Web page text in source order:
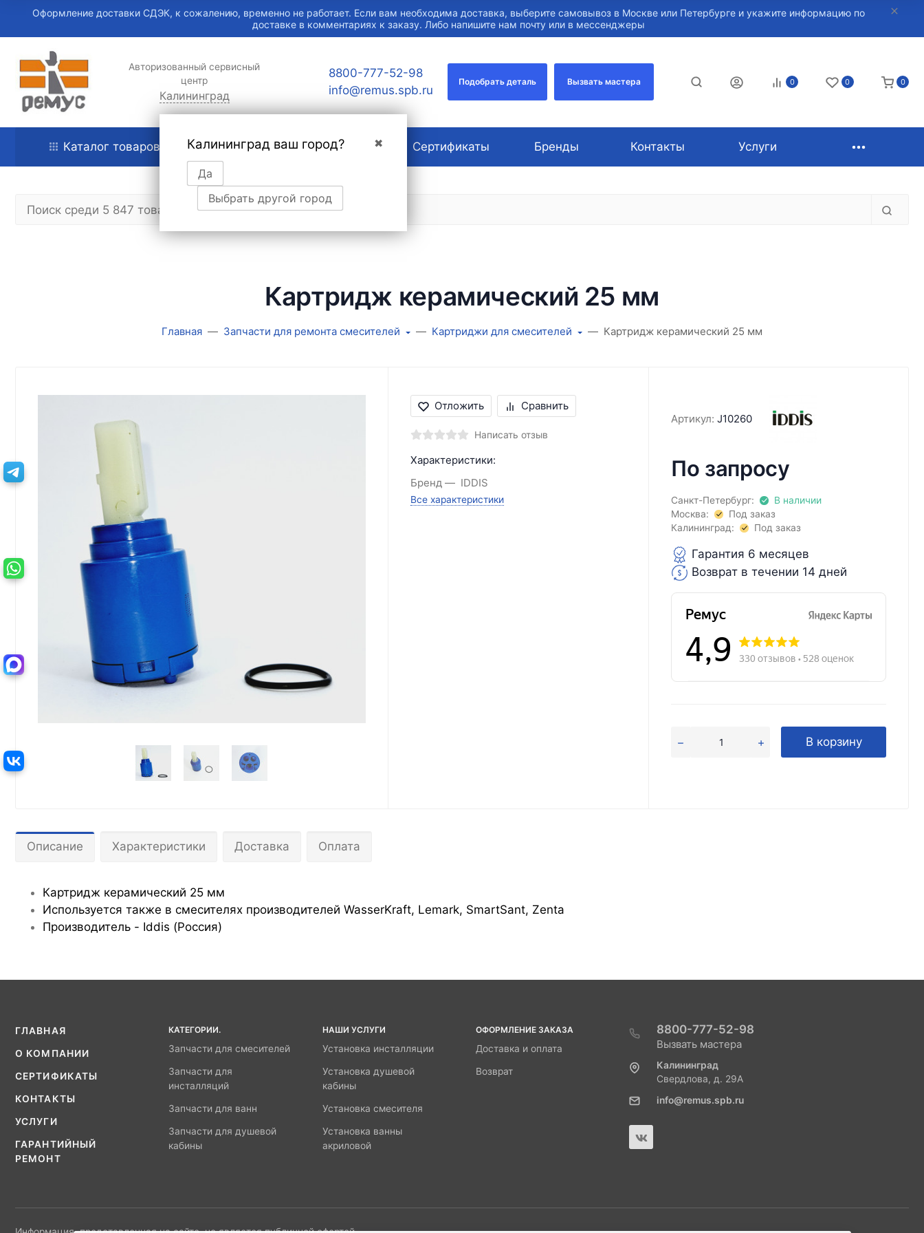
Оформление доставки СДЭК, к сожалению, временно не работает. Если вам необходима доставка, выберите самовывоз в Москве или Петербурге и укажите информацию по
доставке в комментариях к заказу. Либо напишите нам почту или в мессенджеры
Авторизованный сервисный
центр
Калининград
✖
Калининград ваш город?
Да
Выбрать другой город
8800-777-52-98
info@remus.spb.ru
Подобрать деталь Вызвать мастера 0 0 0
Каталог товаров Главная О компании Сертификаты Бренды Контакты Услуги
Картридж керамический 25 мм
Главная Запчасти для ремонта смесителей Картриджи для смесителей Картридж керамический 25 мм
Отложить Сравнить
Написать отзыв
Характеристики:
Бренд
IDDIS
Все характеристики
Артикул: J10260
По запросу
Санкт-Петербург:
В наличии
Москва:
Под заказ
Калининград:
Под заказ
Гарантия 6 месяцев
Возврат в течении 14 дней
В корзину
Описание Характеристики Доставка Оплата
Картридж керамический 25 мм
Используется также в смесителях производителей WasserKraft, Lemark, SmartSant, Zenta
Производитель - Iddis (Россия)
ГЛАВНАЯ
О КОМПАНИИ
СЕРТИФИКАТЫ
КОНТАКТЫ
УСЛУГИ
ГАРАНТИЙНЫЙ
РЕМОНТ
КАТЕГОРИИ.
Запчасти для смесителей
Запчасти для
инсталляций
Запчасти для ванн
Запчасти для душевой
кабины
НАШИ УСЛУГИ
Установка инсталляции
Установка душевой
кабины
Установка смесителя
Установка ванны
акриловой
ОФОРМЛЕНИЕ ЗАКАЗА
Доставка и оплата
Возврат
8800-777-52-98
Вызвать мастера
Калининград
Свердлова, д. 29А
info@remus.spb.ru